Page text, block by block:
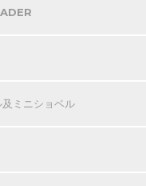
ミニショベル